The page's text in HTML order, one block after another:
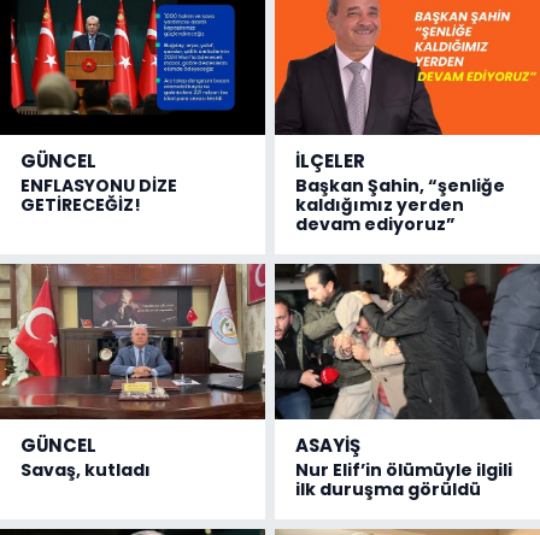
GÜNCEL
ENFLASYONU DİZE
GETİRECEĞİZ!
İLÇELER
Başkan Şahin, “şenliğe
kaldığımız yerden
devam ediyoruz”
GÜNCEL
Savaş, kutladı
ASAYİŞ
Nur Elif’in ölümüyle ilgili
ilk duruşma görüldü